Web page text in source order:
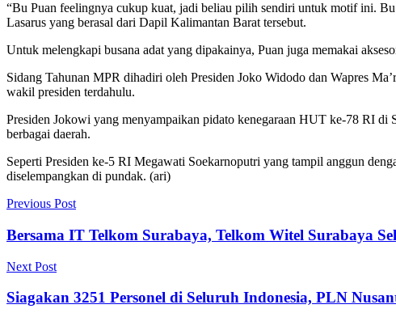
“Bu Puan feelingnya cukup kuat, jadi beliau pilih sendiri untuk motif ini.
Lasarus yang berasal dari Dapil Kalimantan Barat tersebut.
Untuk melengkapi busana adat yang dipakainya, Puan juga memakai
Sidang Tahunan MPR dihadiri oleh Presiden Joko Widodo dan Wapres
wakil presiden terdahulu.
Presiden Jokowi yang menyampaikan pidato kenegaraan HUT ke-78 RI di
berbagai daerah.
Seperti Presiden ke-5 RI Megawati Soekarnoputri yang tampil anggun
diselempangkan di pundak. (ari)
Previous Post
Bersama IT Telkom Surabaya, Telkom Witel Surabaya
Next Post
Siagakan 3251 Personel di Seluruh Indonesia, PLN